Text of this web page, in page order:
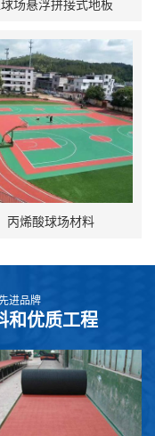
场悬浮拼接式地板
丙烯酸球场材料
进品牌
和优质工程